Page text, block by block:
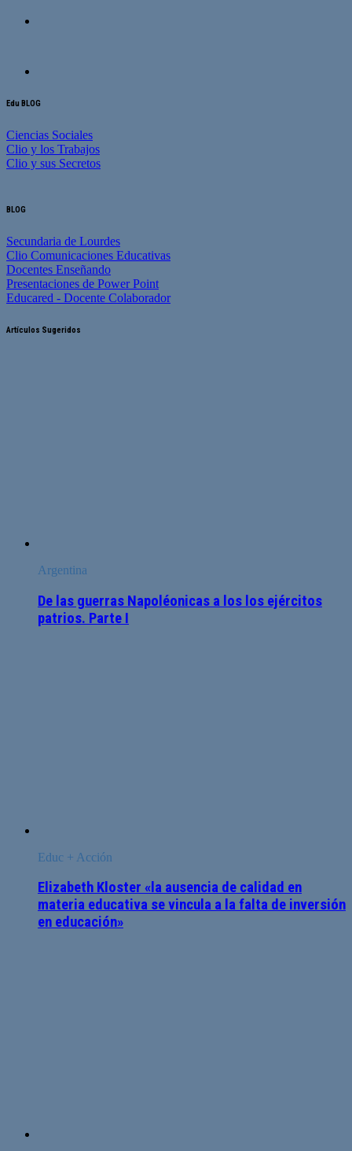
Edu BLOG
Ciencias Sociales
Clio y los Trabajos
Clio y sus Secretos
BLOG
Secundaria de Lourdes
Clio Comunicaciones Educativas
Docentes Enseñando
Presentaciones de Power Point
Educared - Docente Colaborador
Artículos Sugeridos
Argentina
De las guerras Napoléonicas a los los ejércitos
patrios. Parte I
Educ + Acción
Elizabeth Kloster «la ausencia de calidad en
materia educativa se vincula a la falta de inversión
en educación»